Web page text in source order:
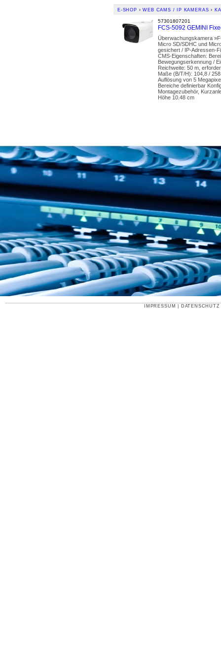
E-SHOP › WEB CAMS / IP KAMERAS ›
57301807201
FCS-5092 GEMINI
Überwachungskamera
Micro SD/SDHC und
gesichert / IP-Adressen-
CMS-Eigenschaften:
Bewegungserkennung /
Reichweite: 50 m,
Maße (B/T/H): 104,8 /
Auflösung von 5
Bereiche definierbar
Montagezubehör,
Höhe 10.48 cm
IMPRESSUM DATENSCHUTZ